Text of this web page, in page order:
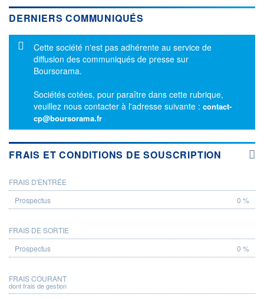
DERNIERS COMMUNIQUÉS
Message d'information
Cette société n'est pas adhérente au service de
diffusion des communiqués de presse sur
Boursorama.
Sociétés cotées, pour paraître dans cette rubrique,
veuillez nous contacter à l'adresse suivante : contact-
cp@boursorama.fr
FRAIS ET CONDITIONS DE SOUSCRIPTION
PROSPECTUS
FRAIS D'ENTRÉE
0 %
FRAIS DE SORTIE
0 %
FRAIS COURANT
dont frais de gestion